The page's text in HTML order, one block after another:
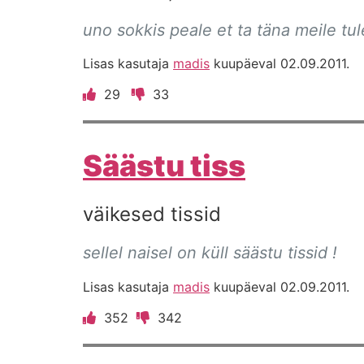
uno sokkis peale et ta täna meile
Lisas kasutaja madis kuupäeval 02.09.2011.
29
33
Säästu tiss
väikesed tissid
sellel naisel on küll säästu tissid !
Lisas kasutaja madis kuupäeval 02.09.2011.
352
342